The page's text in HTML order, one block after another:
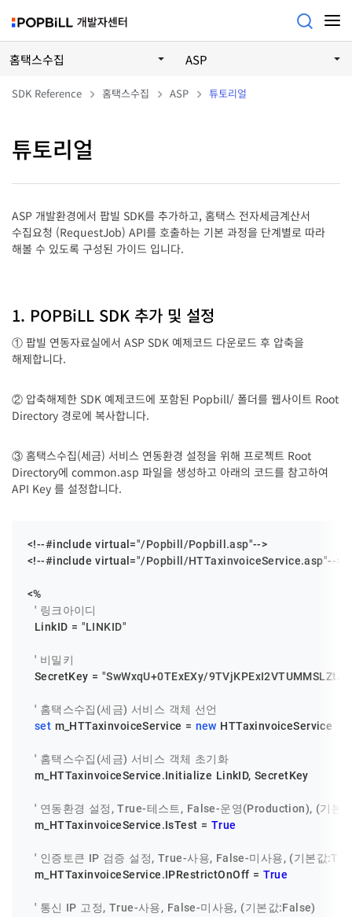
홈택스수집 ASP
SDK Reference 홈택스수집 ASP 튜토리얼
튜토리얼
ASP 개발환경에서 팝빌 SDK를 추가하고, 홈택스 전자세금계산서
수집요청 (RequestJob) API를 호출하는 기본 과정을 단계별로 따라
해볼 수 있도록 구성된 가이드 입니다.
1. POPBiLL SDK 추가 및 설정
① 팝빌 연동자료실에서 ASP SDK 예제코드 다운로드 후 압축을
해제합니다.
② 압축해제한 SDK 예제코드에 포함된 Popbill/ 폴더를 웹사이트 Root
Directory 경로에 복사합니다.
③ 홈택스수집(세금) 서비스 연동환경 설정을 위해 프로젝트 Root
Directory에 common.asp 파일을 생성하고 아래의 코드를 참고하여
API Key 를 설정합니다.
<!--#include virtual="/Popbill/Popbill.asp"-->
<!--#include virtual="/Popbill/HTTaxinvoiceService.asp"-->
<%
' 링크아이디
  LinkID =
"LINKID"
' 비밀키
  SecretKey =
"SwWxqU+0TExEXy/
' 홈택스수집(세금) 서비스 객체 선언
set m_HTTaxinvoiceService = new HTTaxinvoiceService
' 홈택스수집(세금) 서비스 객체 초기화
  m_HTTaxinvoiceService.Initialize LinkID, SecretKey
' 연동환경 설정, True-테스트, False-운영(Production), (기본
  m_HTTaxinvoiceService.IsTest =
True
' 인증토큰 IP 검증 설정, True-사용, False-미사용, (기본값
  m_HTTaxinvoiceService.IPRestrictOnOff =
True
' 통신 IP 고정, True-사용, False-미사용, (기본값:False)